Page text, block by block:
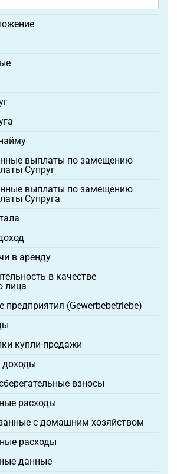
выплаты по замещению
Супруг
выплаты по замещению
Супруга
в аренду
в качестве
лица
(Gewerbebetriebe)
купли-продажи
доходы
взносы
расходы
с домашним хозяйством
расходы
данные